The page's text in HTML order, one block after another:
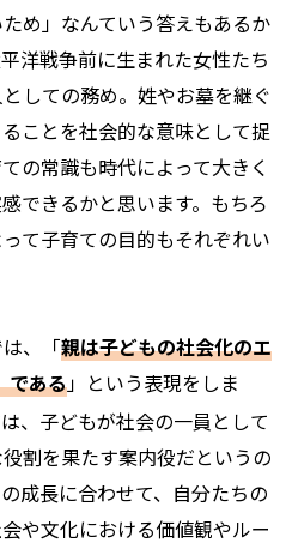
め」なんていう答えもあるか
洋戦争前に生まれた女性たち
しての務め。姓やお墓を継ぐ
ことを社会的な意味として捉
の常識も時代によって大きく
できるかと思います。もちろ
て子育ての目的もそれぞれい
、「親は子どもの社会化のエ
である」という表現をしま
、子どもが社会の一員として
割を果たす案内役だというの
成長に合わせて、自分たちの
や文化における価値観やルー